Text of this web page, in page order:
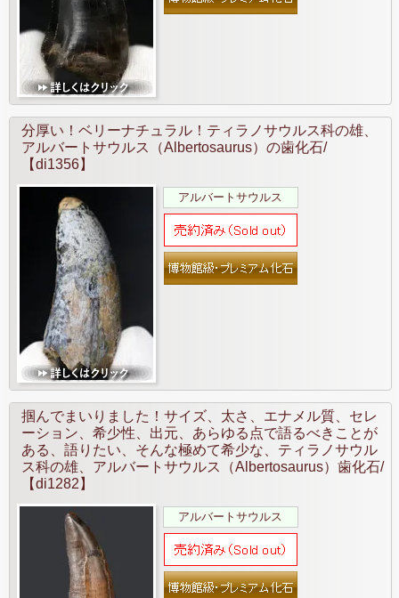
分厚い！ベリーナチュラル！ティラノサウルス科の雄、
アルバートサウルス（Albertosaurus）の歯化石/
【di1356】
アルバートサウルス
掴んでまいりました！サイズ、太さ、エナメル質、セレ
ーション、希少性、出元、あらゆる点で語るべきことが
ある、語りたい、そんな極めて希少な、ティラノサウル
ス科の雄、アルバートサウルス（Albertosaurus）歯化石/
【di1282】
アルバートサウルス